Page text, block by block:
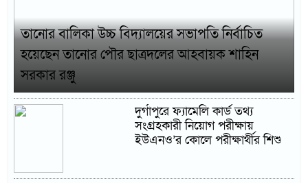
তানোর বালিকা উচ্চ বিদ্যালয়ের সভাপতি নির্বাচিত
হয়েছেন তানোর পৌর ছাত্রদলের আহবায়ক শাহিন
সরকার রঞ্জু
দুর্গাপুরে ফ্যামেলি কার্ড তথ্য
সংগ্রহকারী নিয়োগ পরীক্ষায়
ইউএনও’র কোলে পরীক্ষার্থীর শিশু